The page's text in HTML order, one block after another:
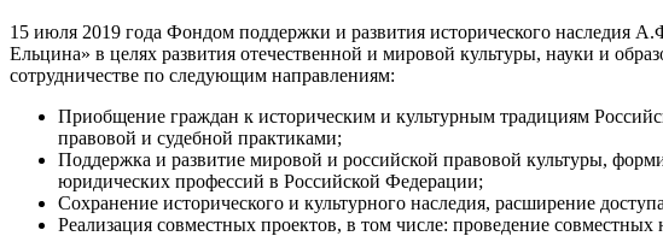
15 июля 2019 года Фондом поддержки и развития исторического
Ельцина» в целях развития отечественной и мировой культуры, науки и
сотрудничестве по следующим направлениям:
Приобщение граждан к историческим и культурным традициям
правовой и судебной практиками;
Поддержка и развитие мировой и российской правовой культуры,
юридических профессий в Российской Федерации;
Сохранение исторического и культурного наследия, расширение
Реализация совместных проектов, в том числе: проведение